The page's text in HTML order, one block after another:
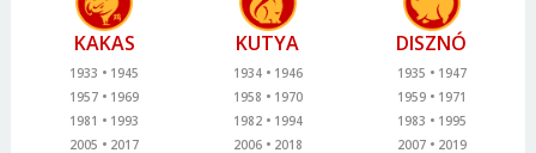
KAKAS
1933
1945
1957
1969
1981
1993
2005
2017
KUTYA
1934
1946
1958
1970
1982
1994
2006
2018
DISZNÓ
1935
1947
1959
1971
1983
1995
2007
2019